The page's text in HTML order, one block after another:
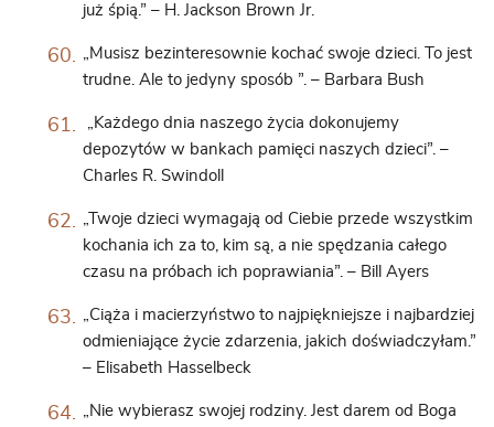
już śpią.” – H. Jackson Brown Jr.
„Musisz bezinteresownie kochać swoje dzieci. To jest
trudne. Ale to jedyny sposób ”. – Barbara Bush
„Każdego dnia naszego życia dokonujemy
depozytów w bankach pamięci naszych dzieci”. –
Charles R. Swindoll
„Twoje dzieci wymagają od Ciebie przede wszystkim
kochania ich za to, kim są, a nie spędzania całego
czasu na próbach ich poprawiania”. – Bill Ayers
„Ciąża i macierzyństwo to najpiękniejsze i najbardziej
odmieniające życie zdarzenia, jakich doświadczyłam.”
– Elisabeth Hasselbeck
„Nie wybierasz swojej rodziny. Jest darem od Boga